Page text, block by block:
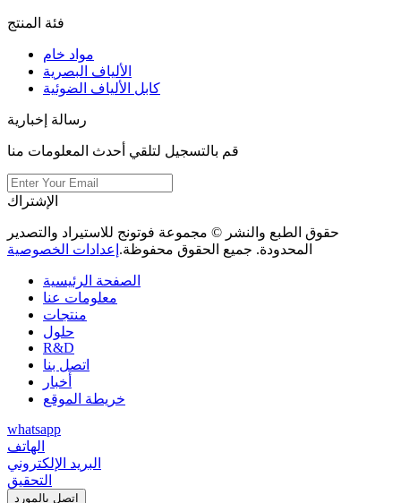
فئة المنتج
مواد خام
الألياف البصرية
كابل الألياف الضوئية
رسالة إخبارية
قم بالتسجيل لتلقي أحدث المعلومات منا
الإشتراك
حقوق الطبع والنشر © مجموعة فوتونج للاستيراد والتصدير
المحدودة. جميع الحقوق محفوظة. إعدادات الخصوصية
الصفحة الرئيسية
معلومات عنا
منتجات
حلول
R&D
اتصل بنا
أخبار
خريطة الموقع
whatsapp
الهاتف
البريد الإلكتروني
التحقيق
اتصل بالمورد